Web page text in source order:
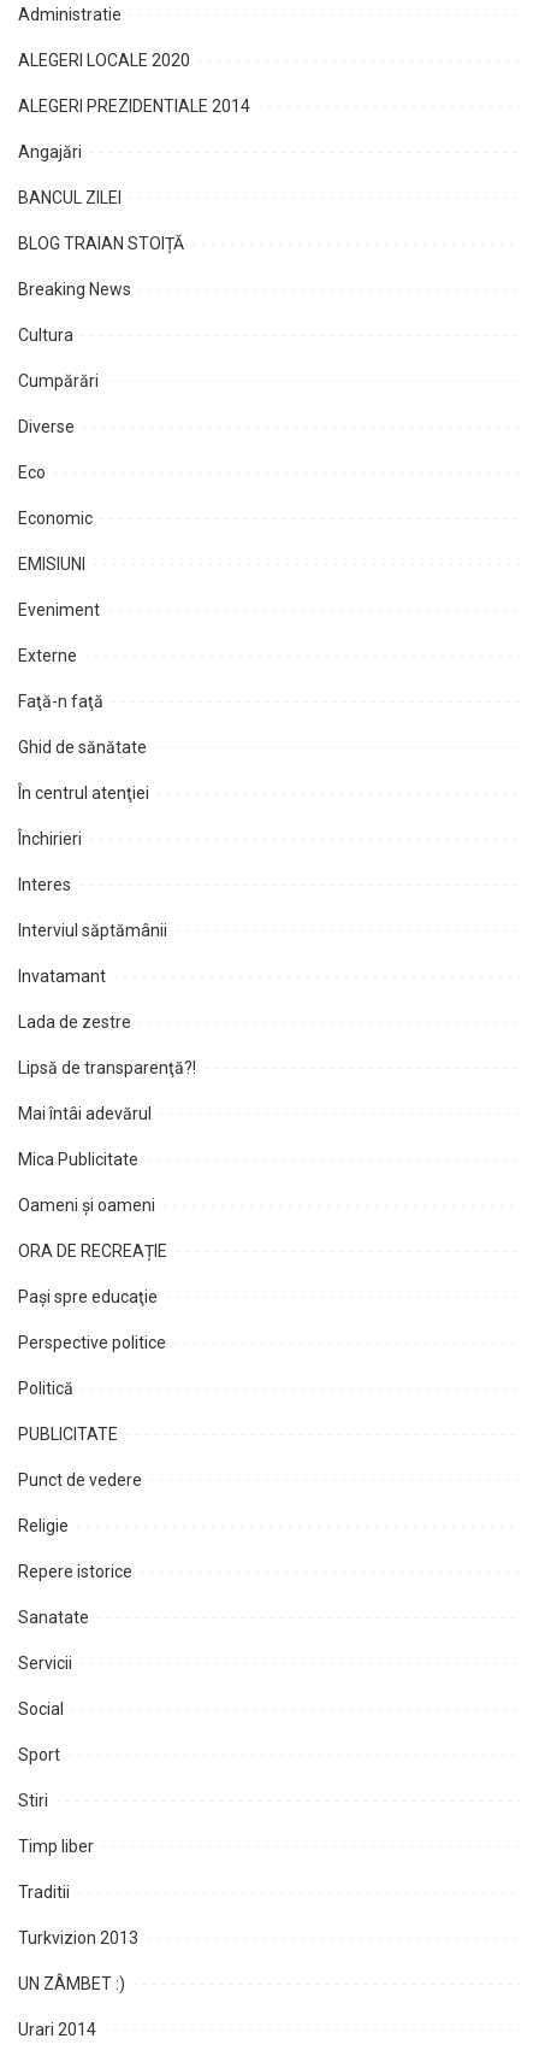
Administratie
ALEGERI LOCALE 2020
ALEGERI PREZIDENTIALE 2014
Angajări
BANCUL ZILEI
BLOG TRAIAN STOIȚĂ
Breaking News
Cultura
Cumpărări
Diverse
Eco
Economic
EMISIUNI
Eveniment
Externe
Faţă-n faţă
Ghid de sănătate
În centrul atenţiei
Închirieri
Interes
Interviul săptămânii
Invatamant
Lada de zestre
Lipsă de transparenţă?!
Mai întâi adevărul
Mica Publicitate
Oameni şi oameni
ORA DE RECREAȚIE
Paşi spre educaţie
Perspective politice
Politică
PUBLICITATE
Punct de vedere
Religie
Repere istorice
Sanatate
Servicii
Social
Sport
Stiri
Timp liber
Traditii
Turkvizion 2013
UN ZÂMBET :)
Urari 2014